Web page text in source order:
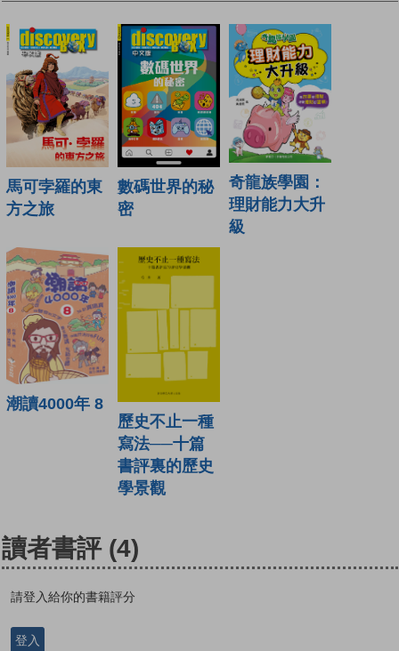
馬可孛羅的東
方之旅
數碼世界的秘
密
奇龍族學園：
理財能力大升
級
潮讀4000年 8
歷史不止一種
寫法──十篇
書評裏的歷史
學景觀
讀者書評 (4)
請登入給你的書籍評分
登入